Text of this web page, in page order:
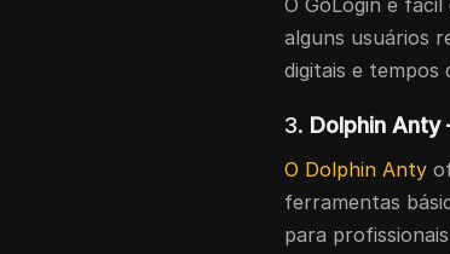
O GoLogin é
alguns usuários
digitais e tempos
3. Dolphin Anty
O Dolphin Anty
ferramentas
para